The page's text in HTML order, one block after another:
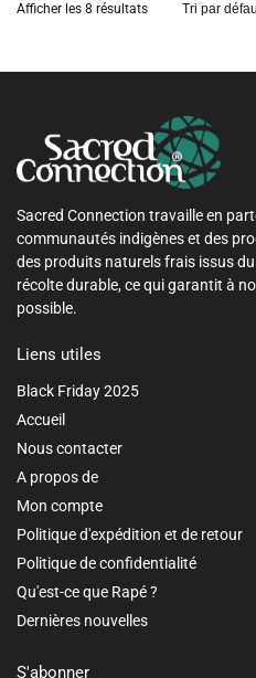
Afficher les 8 résultats
Sacred Connection travaille en
communautés indigènes et des
des produits naturels frais issus
récolte durable, ce qui garantit à
possible.
Liens utiles
Black Friday 2025
Accueil
Nous contacter
A propos de
Mon compte
Politique d'expédition et de retour
Politique de confidentialité
Qu'est-ce que Rapé ?
Dernières nouvelles
S'abonner